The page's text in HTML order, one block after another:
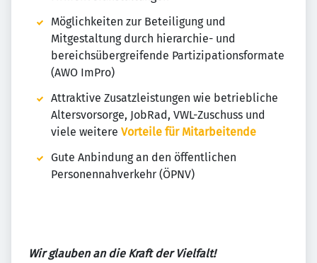
Möglichkeiten zur Beteiligung und
Mitgestaltung durch hierarchie- und
bereichsübergreifende Partizipationsformate
(AWO ImPro)
Attraktive Zusatzleistungen wie betriebliche
Altersvorsorge, JobRad, VWL-Zuschuss und
viele weitere Vorteile für Mitarbeitende
Gute Anbindung an den öffentlichen
Personennahverkehr (ÖPNV)
Wir glauben an die Kraft der Vielfalt!